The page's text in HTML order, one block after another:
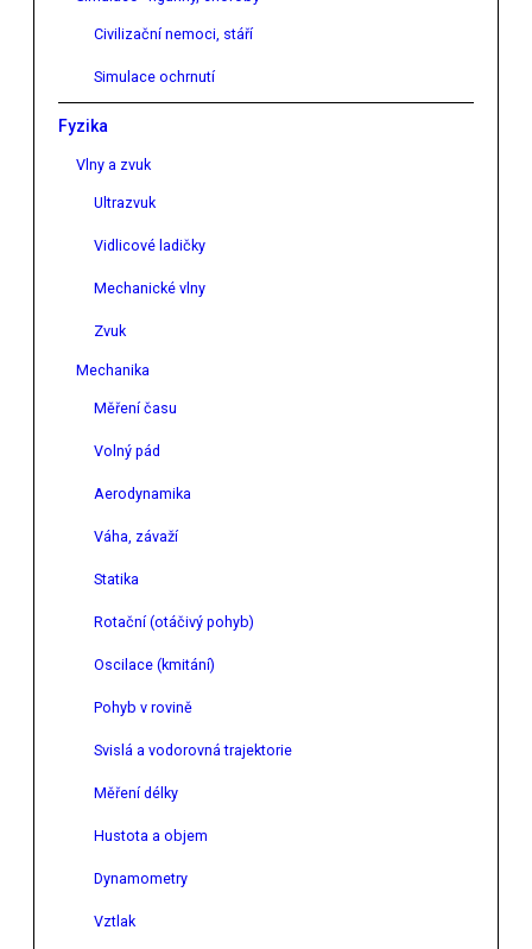
Civilizační nemoci, stáří
Simulace ochrnutí
Fyzika
Vlny a zvuk
Ultrazvuk
Vidlicové ladičky
Mechanické vlny
Zvuk
Mechanika
Měření času
Volný pád
Aerodynamika
Váha, závaží
Statika
Rotační (otáčivý pohyb)
Oscilace (kmitání)
Pohyb v rovině
Svislá a vodorovná trajektorie
Měření délky
Hustota a objem
Dynamometry
Vztlak